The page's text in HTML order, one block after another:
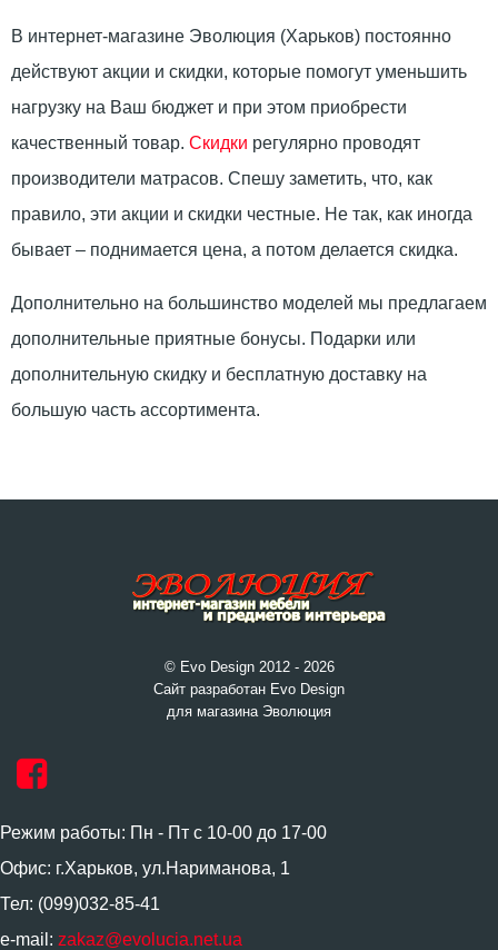
В интернет-магазине Эволюция (Харьков) постоянно
действуют акции и скидки, которые помогут уменьшить
нагрузку на Ваш бюджет и при этом приобрести
качественный товар. Скидки регулярно проводят
производители матрасов. Спешу заметить, что, как
правило, эти акции и скидки честные. Не так, как иногда
бывает – поднимается цена, а потом делается скидка.
Дополнительно на большинство моделей мы предлагаем
дополнительные приятные бонусы. Подарки или
дополнительную скидку и бесплатную доставку на
большую часть ассортимента.
© Evo Design 2012 - 2026
Сайт разработан Evo Design
для магазина Эволюция
Режим работы: Пн - Пт с 10-00 до 17-00
Офис: г.Харьков, ул.Нариманова, 1
Тел: (099)032-85-41
e-mail: zakaz@evolucia.net.ua